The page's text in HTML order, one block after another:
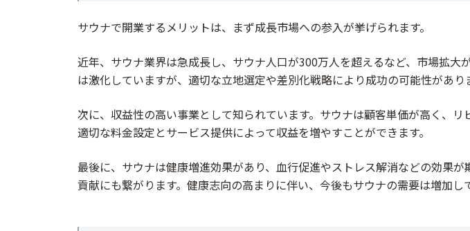
サウナで開業するメリットは、まず成長市場への参入が挙げられます。
近年、サウナ業界は急成長し、サウナ人口が300万人を超えるなど、市場拡大
は激化していますが、適切な立地選定や差別化戦略により成功の可能性があり
次に、収益性の高い事業として知られています。サウナは顧客単価が高く、リ
適切な料金設定とサービス提供によって収益を増やすことができます。
最後に、サウナは健康増進効果があり、血行促進やストレス解消などの効果
貢献にも繋がります。健康志向の高まりに伴い、今後もサウナの需要は増加し